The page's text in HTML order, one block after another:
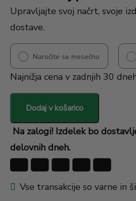
Upravljajte svoj načrt, svoje
dostave.
Naročite se mesečno
Najnižja cena v zadnjih 30
Dodaj v košarico
Na zalogi! Izdelek bo
delovnih dneh.
Vse transakcije so varne in